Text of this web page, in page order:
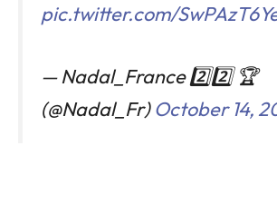
pic.twitter.com/
— Nadal_France 2️⃣2️⃣ 🏆
(@Nadal_Fr)October 14,